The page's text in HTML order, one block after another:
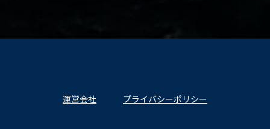
運営会社 プライバシーポリシー